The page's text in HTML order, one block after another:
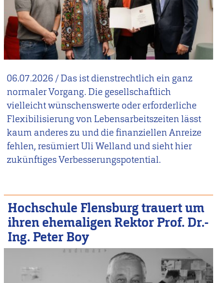
06.07.2026 /Das ist dienstrechtlich ein ganz
normaler Vorgang. Die gesellschaftlich
vielleicht wünschenswerte oder erforderliche
Flexibilisierung von Lebensarbeitszeiten lässt
kaum anderes zu und die finanziellen Anreize
fehlen, resümiert Uli Welland und sieht hier
zukünftiges Verbesserungspotential.
Hochschule Flensburg trauert um
ihren ehemaligen Rektor Prof. Dr.-
Ing. Peter Boy